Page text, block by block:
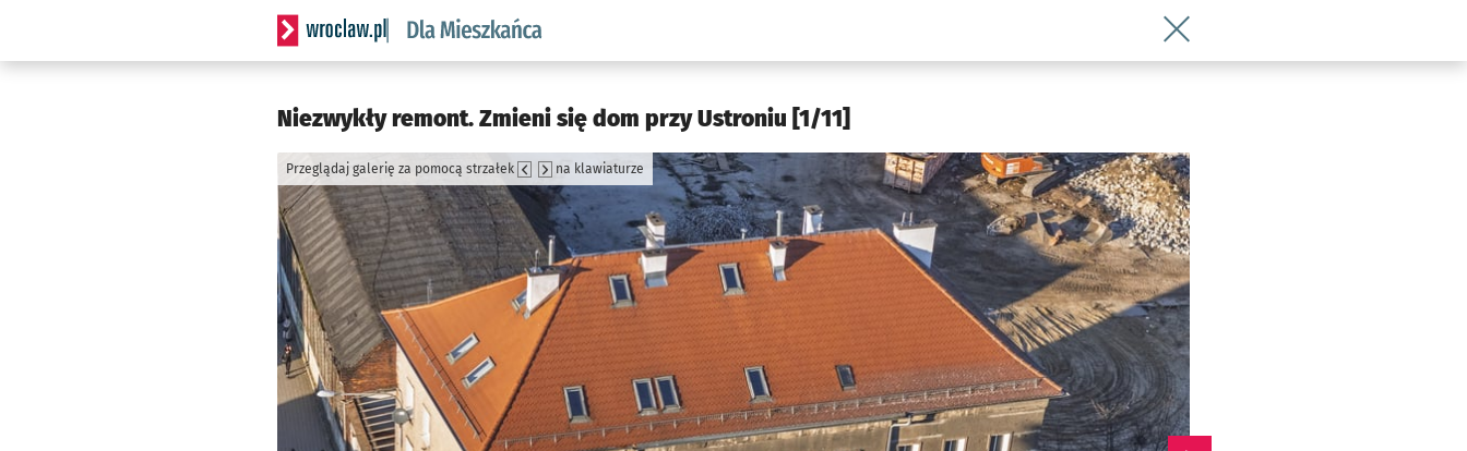
Serwis informacyjny wroclaw.pl podserwis: Dla mieszkańca
Wróć do artykułu Niezwykły remont.
Niezwykły remont. Zmieni się dom przy Ustroniu [1/11]
Przeglądaj galerię za pomocą strzałek na klawiaturze